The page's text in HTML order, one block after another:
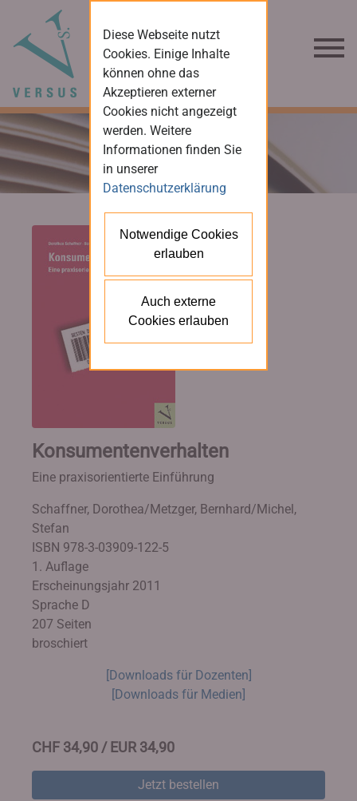
Konsumentenverhalten
Eine praxisorientierte Einführung
Schaffner, Dorothea/Metzger, Bernhard/Michel,
Stefan
ISBN 978-3-03909-122-5
1. Auflage
Erscheinungsjahr 2011
Sprache D
207 Seiten
broschiert
[Downloads für Dozenten]
[Downloads für Medien]
CHF 34,90 / EUR 34,90
Jetzt bestellen
Diese Webseite nutzt
Cookies. Einige Inhalte
können ohne das
Akzeptieren externer
Cookies nicht angezeigt
werden. Weitere
Informationen finden Sie
in unserer
Datenschutzerklärung
Notwendige Cookies
erlauben
Auch externe
Cookies erlauben